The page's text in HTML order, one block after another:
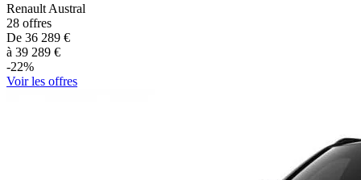
Renault Austral
28 offres
De 36 289 €
à 39 289 €
-22%
Voir les offres